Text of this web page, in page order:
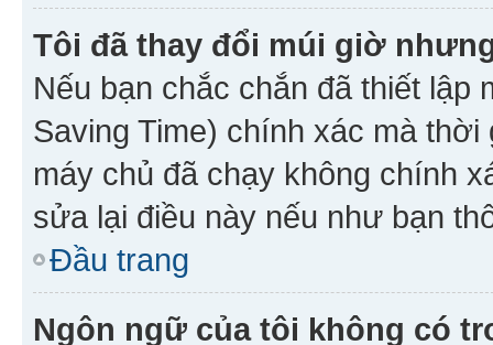
Tôi đã thay đổi múi giờ
Nếu bạn chắc chắn đã thiết lập
Saving Time) chính xác mà
máy chủ đã chạy không chính
sửa lại điều này nếu như bạn
Đầu trang
Ngôn ngữ của tôi không có